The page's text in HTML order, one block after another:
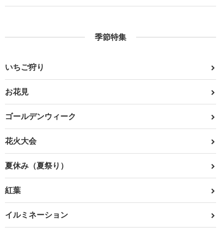
季節特集
いちご狩り
お花見
ゴールデンウィーク
花火大会
夏休み（夏祭り）
紅葉
イルミネーション